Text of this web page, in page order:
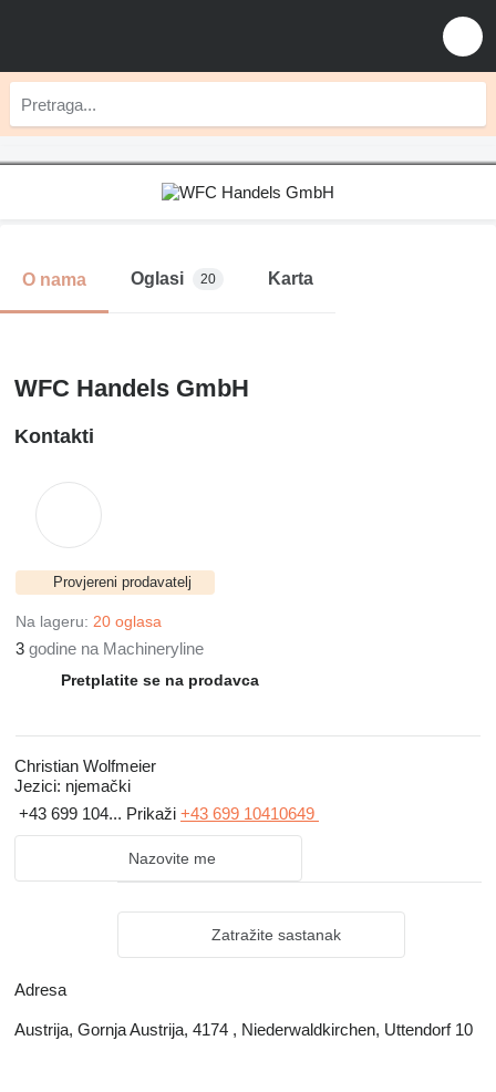
O nama Oglasi 20 Karta
WFC Handels GmbH
Kontakti
Provjereni prodavatelj
Na lageru: 20 oglasa
3 godine na Machineryline
Pretplatite se na prodavca
Christian Wolfmeier
Jezici: njemački
+43 699 104... Prikaži +43 699 10410649
Nazovite me
Zatražite sastanak
Adresa
Austrija, Gornja Austrija, 4174 , Niederwaldkirchen, Uttendorf 10